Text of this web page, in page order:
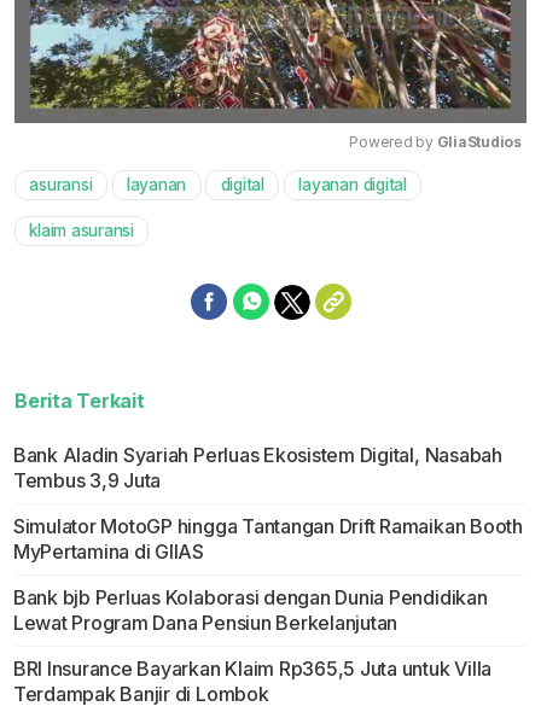
Powered by GliaStudios
asuransi layanan digital layanan digital
klaim asuransi
Berita Terkait
Bank Aladin Syariah Perluas Ekosistem Digital, Nasabah
Tembus 3,9 Juta
Simulator MotoGP hingga Tantangan Drift Ramaikan Booth
MyPertamina di GIIAS
Bank bjb Perluas Kolaborasi dengan Dunia Pendidikan
Lewat Program Dana Pensiun Berkelanjutan
BRI Insurance Bayarkan Klaim Rp365,5 Juta untuk Villa
Terdampak Banjir di Lombok